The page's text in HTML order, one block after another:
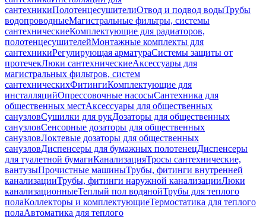
сантехникиПолотенцесушителиОтвод и подвод водыТрубы
водопроводныеМагистральные фильтры, системы
сантехническиеКомплектующие для радиаторов,
полотенцесушителейМонтажные комплекты для
сантехникиРегулирующая арматураСистемы защиты от
протечекЛюки сантехническиеАксессуары для
магистральных фильтров, систем
сантехническихФитингиКомплектующие для
инсталляцийОпрессовочные насосыСантехника для
общественных местАксессуары для общественных
санузловСушилки для рукДозаторы для общественных
санузловСенсорные дозаторы для общественных
санузловЛоктевые дозаторы для общественных
санузловДиспенсеры для бумажных полотенецДиспенсеры
для туалетной бумагиКанализацияТросы сантехнические,
вантузыПрочистные машиныТрубы, фитинги внутренней
канализацииТрубы, фитинги наружной канализацииЛюки
канализационныеТеплый пол водянойТрубы для теплого
полаКоллекторы и комплектующиеТермостатика для теплого
полаАвтоматика для теплого